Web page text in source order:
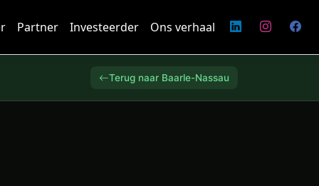
Partner Investeerder Ons verhaal
Terug naar Baarle-Nassau